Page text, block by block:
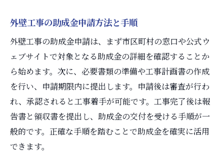
外壁工事の助成金申請方法と手順
外壁工事の助成金申請は、まず市区町村の窓口や公式ウ
ェブサイトで対象となる助成金の詳細を確認することか
ら始めます。次に、必要書類の準備や工事計画書の作成
を行い、申請期限内に提出します。申請後は審査が行わ
れ、承認されると工事着手が可能です。工事完了後は報
告書と領収書を提出し、助成金の交付を受ける手順が一
般的です。正確な手順を踏むことで助成金を確実に活用
できます。